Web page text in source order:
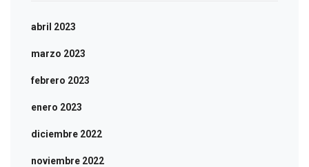
abril 2023
marzo 2023
febrero 2023
enero 2023
diciembre 2022
noviembre 2022